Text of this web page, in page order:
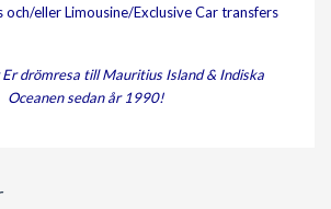
och/eller Limousine/Exclusive Car transfers
drömresa till Mauritius Island & Indiska
Oceanen sedan år 1990!